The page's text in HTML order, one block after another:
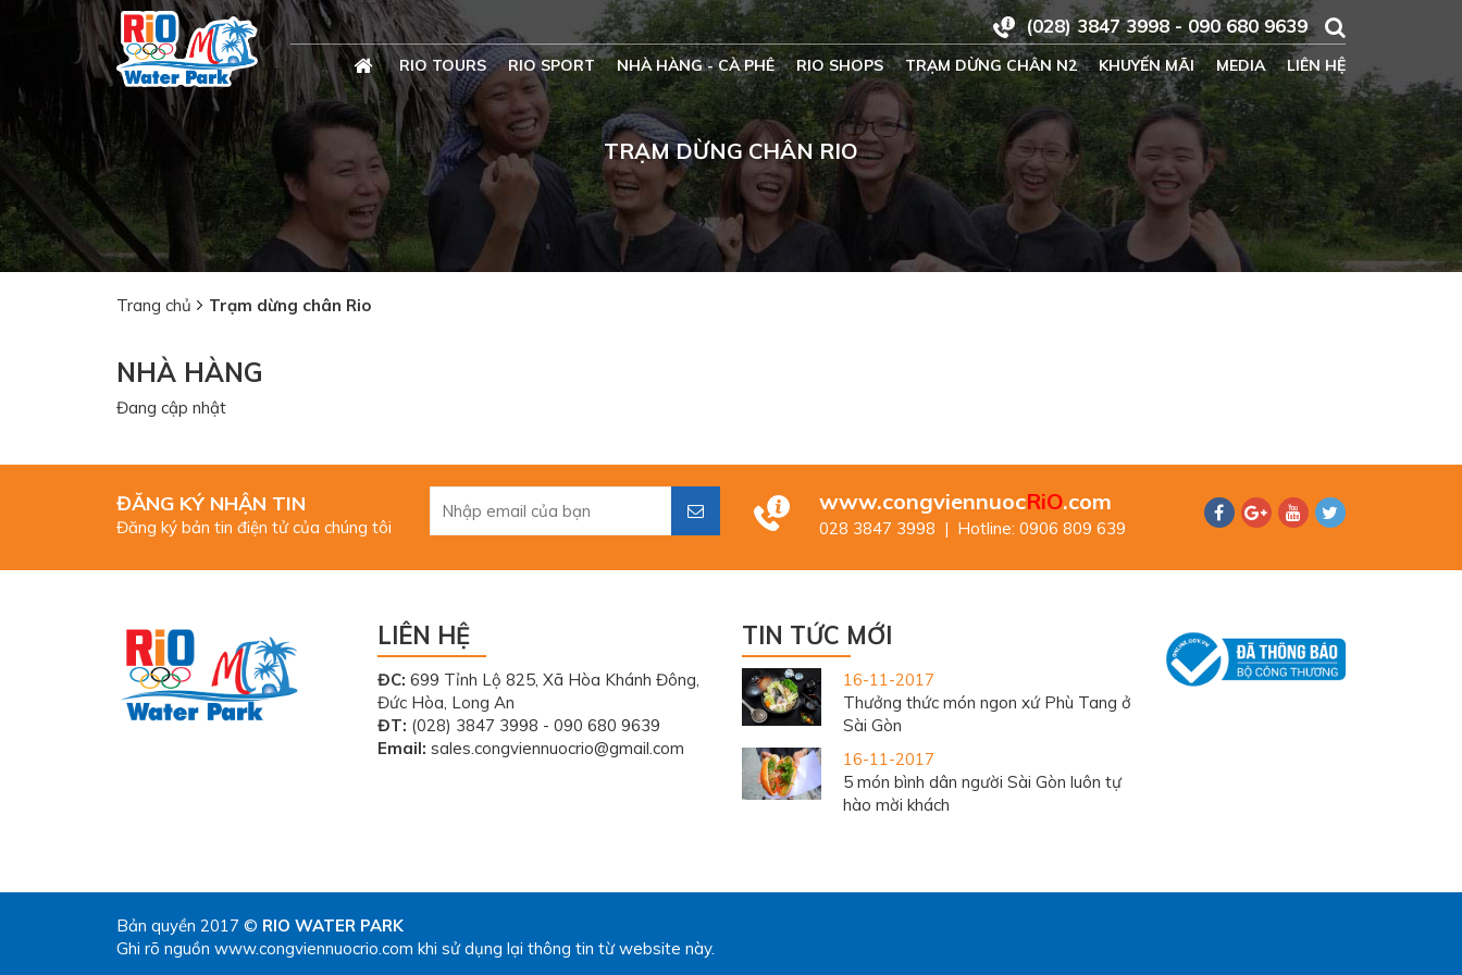
(028) 3847 3998 - 090 680 9639
RIO TOURS RIO SPORT NHÀ HÀNG - CÀ PHÊ RIO SHOPS TRẠM DỪNG CHÂN N2 KHUYẾN MÃI MEDIA LIÊN HỆ
TRẠM DỪNG CHÂN RIO
Trang chủ Trạm dừng chân Rio
NHÀ HÀNG
Đang cập nhật
ĐĂNG KÝ NHẬN TIN
Đăng ký bản tin điện tử của chúng tôi
www.congviennuocRiO.com
028 3847 3998 | Hotline: 0906 809 639
LIÊN HỆ
ĐC: 699 Tỉnh Lộ 825, Xã Hòa Khánh Đông,
Đức Hòa, Long An
ĐT: (028) 3847 3998 - 090 680 9639
Email: sales.congviennuocrio@gmail.com
TIN TỨC MỚI
16-11-2017
Thưởng thức món ngon xứ Phù Tang ở
Sài Gòn
16-11-2017
5 món bình dân người Sài Gòn luôn tự
hào mời khách
Bản quyền 2017 © RIO WATER PARK
Ghi rõ nguồn www.congviennuocrio.com khi sử dụng lại thông tin từ website này.